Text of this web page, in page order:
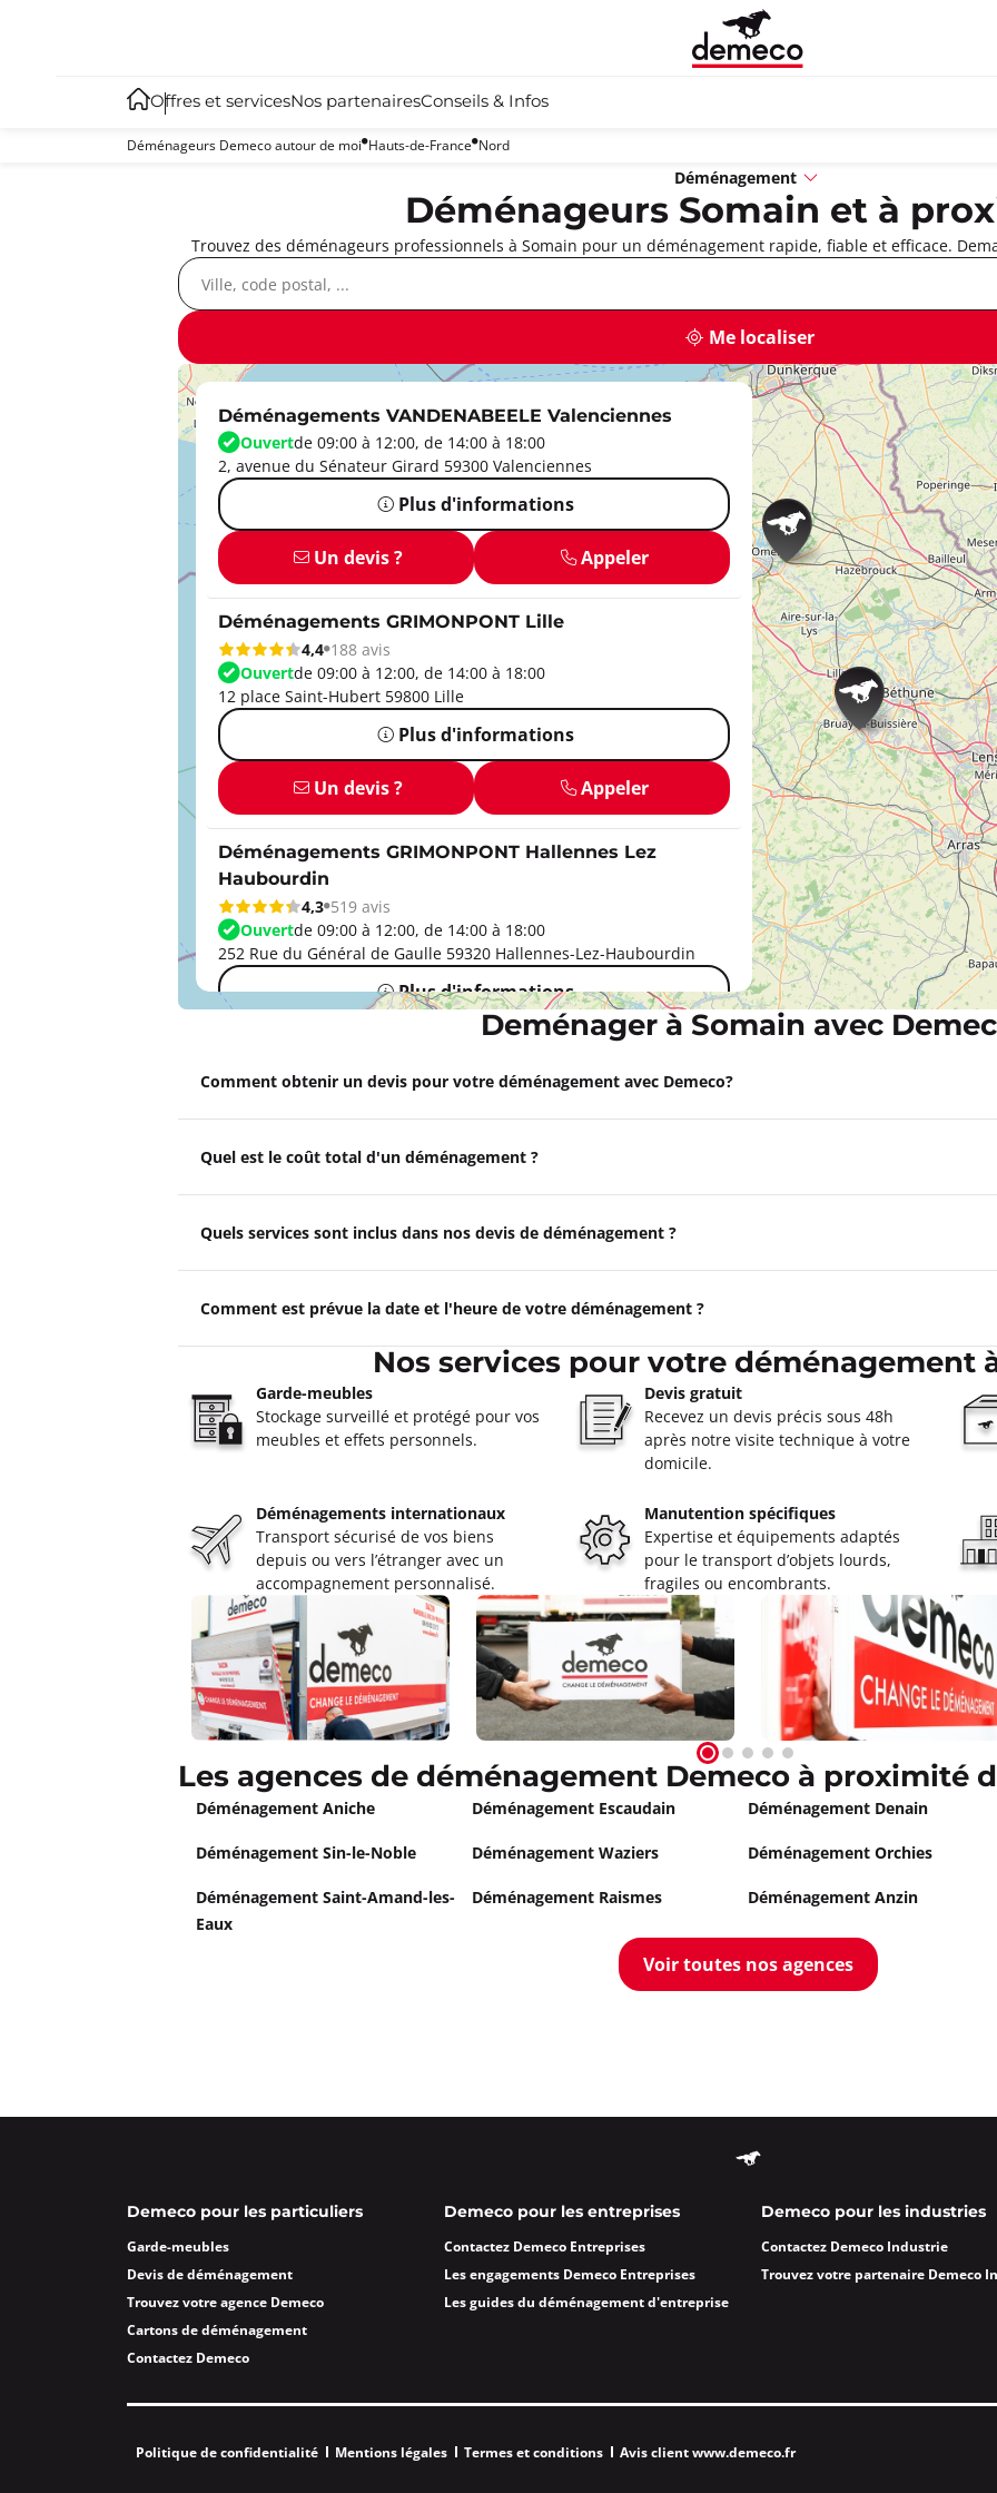
Offres et servicesNos partenairesConseils & Infos
Déménageurs Demeco autour de moi Hauts-de-France Nord
Déménagement
Déménageurs Somain et à
Trouvez des déménageurs professionnels à Somain pour un déménagement rapide, fiable et efficace.
Me localiser
Déménagements VANDENABEELE Valenciennes
Ouvertde 09:00 à 12:00, de 14:00 à 18:00
2, avenue du Sénateur Girard 59300 Valenciennes
Plus d'informations
Un devis ? Appeler
Déménagements GRIMONPONT Lille
4,4 188 avis
Ouvertde 09:00 à 12:00, de 14:00 à 18:00
12 place Saint-Hubert 59800 Lille
Plus d'informations
Un devis ? Appeler
Déménagements GRIMONPONT Hallennes Lez
Haubourdin
4,3 519 avis
Ouvertde 09:00 à 12:00, de 14:00 à 18:00
252 Rue du Général de Gaulle 59320 Hallennes-Lez-Haubourdin
Plus d'informations
Appeler
Ouvertde 09:00 à 12:00, de 14:00 à 18:00
Plus d'informations
Un devis ? Appeler
Déménagements VANDENABEELE Divion
de 09:00 à 12:00, de 14:00 à 18:00
Avenue Paul Plouviez 62460 Divion
Plus d'informations
Déménagements VANDENABEELE Resnescure
Ouvert
de 09:00 à 12:00, de 14:00 à 18:00
Le Fort Rouge 59173 Renescure
Plus d'informations
Un devis ? Appeler
Deménager à Somain avec
Comment obtenir un devis pour votre déménagement avec Demeco?
Quel est le coût total d'un déménagement ?
Quels services sont inclus dans nos devis de déménagement ?
Comment est prévue la date et l'heure de votre déménagement ?
Nos services pour votre déménagement
Garde-meubles
Stockage surveillé et protégé pour vos
meubles et effets personnels.
Devis gratuit
Recevez un devis précis sous 48h
après notre visite technique à votre
domicile.
Déménagements internationaux
Transport sécurisé de vos biens
depuis ou vers l’étranger avec un
accompagnement personnalisé.
Manutention spécifiques
Expertise et équipements adaptés
pour le transport d’objets lourds,
fragiles ou encombrants.
Les agences de déménagement Demeco à proximité
Déménagement Aniche Déménagement Escaudain Déménagement Denain
Déménagement Sin-le-Noble Déménagement Waziers Déménagement Orchies
Déménagement Saint-Amand-les-
Eaux
Déménagement Raismes Déménagement Anzin
Voir toutes nos agences
Demeco pour les particuliers
Garde-meubles
Devis de déménagement
Trouvez votre agence Demeco
Cartons de déménagement
Contactez Demeco
Demeco pour les entreprises
Contactez Demeco Entreprises
Les engagements Demeco Entreprises
Les guides du déménagement d'entreprise
Demeco pour les industries
Contactez Demeco Industrie
Trouvez votre partenaire Demeco
Politique de confidentialité Mentions légales Termes et conditions Avis client www.demeco.fr